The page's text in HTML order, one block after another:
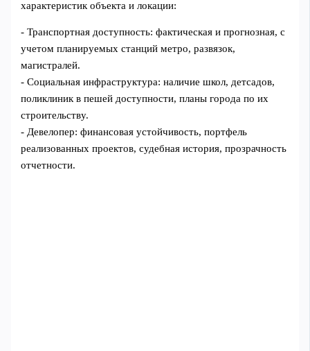
характеристик объекта и локации:
- Транспортная доступность: фактическая и прогнозная, с
учетом планируемых станций метро, развязок,
магистралей.
- Социальная инфраструктура: наличие школ, детсадов,
поликлиник в пешей доступности, планы города по их
строительству.
- Девелопер: финансовая устойчивость, портфель
реализованных проектов, судебная история, прозрачность
отчетности.